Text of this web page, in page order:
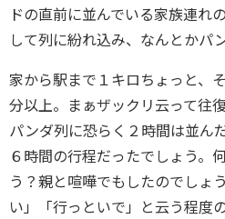
ドの直前に並んでいる家族連れ
して列に紛れ込み、なんとかパ
家から駅まで１キロちょっと、
分以上。まぁザックリ云って往
パンダ列に恐らく２時間は並ん
６時間の行程だったでしょう。
う？親と喧嘩でもしたのでしょ
い」「行っといで」と云う程度